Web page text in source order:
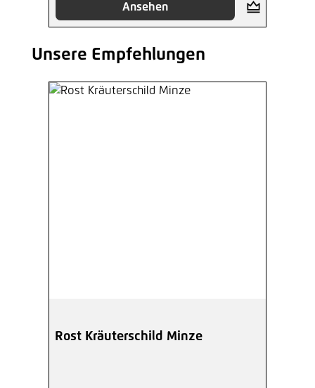
Ansehen
Produktgalerie überspringen
Unsere Empfehlungen
Rost Kräuterschild Minze